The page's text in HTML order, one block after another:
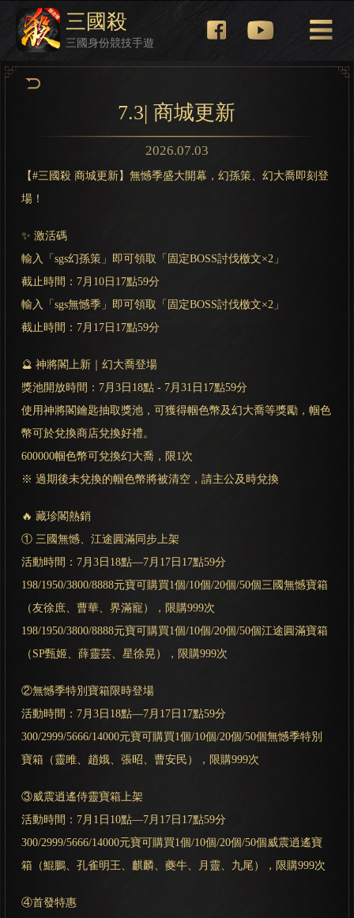
三國殺
三國身份競技手遊
7.3| 商城更新
2026.07.03
【#三國殺 商城更新】無憾季盛大開幕，幻孫策、幻大喬即刻登
場！
✨ 激活碼
輸入「sgs幻孫策」即可領取「固定BOSS討伐檄文×2」
截止時間：7月10日17點59分
輸入「sgs無憾季」即可領取「固定BOSS討伐檄文×2」
截止時間：7月17日17點59分
🔮 神將閣上新｜幻大喬登場
獎池開放時間：7月3日18點 - 7月31日17點59分
使用神將閣鑰匙抽取獎池，可獲得帼色幣及幻大喬等獎勵，帼色
幣可於兌換商店兌換好禮。
600000帼色幣可兌換幻大喬，限1次
※ 過期後未兌換的帼色幣將被清空，請主公及時兌換
🔥 藏珍閣熱銷
① 三國無憾、江途圓滿同步上架
活動時間：7月3日18點—7月17日17點59分
198/1950/3800/8888元寶可購買1個/10個/20個/50個三國無憾寶箱
（友徐庶、曹華、界滿寵），限購999次
198/1950/3800/8888元寶可購買1個/10個/20個/50個江途圓滿寶箱
（SP甄姬、薛靈芸、星徐晃），限購999次
②無憾季特別寶箱限時登場
活動時間：7月3日18點—7月17日17點59分
300/2999/5666/14000元寶可購買1個/10個/20個/50個無憾季特別
寶箱（靈雎、趙娥、張昭、曹安民），限購999次
③威震逍遙侍靈寶箱上架
活動時間：7月1日10點—7月17日17點59分
300/2999/5666/14000元寶可購買1個/10個/20個/50個威震逍遙寶
箱（鯤鵬、孔雀明王、麒麟、夔牛、月靈、九尾），限購999次
④首發特惠